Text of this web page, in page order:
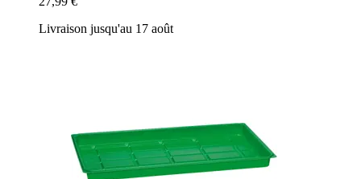
Livraison jusqu'au 17 août